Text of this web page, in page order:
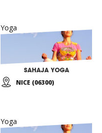
Yoga
SAHAJA YOGA
NICE (06300)
Yoga